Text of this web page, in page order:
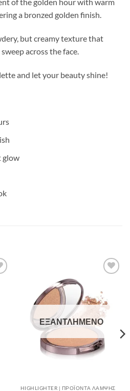
a bronzed golden finish.
but creamy texture that
across the face.
and let your beauty shine!
glow
ΕΞΑΝΤΛΗΜΈΝΟ
HIGHLIGHTER | ΠΡΟΪΌΝΤΑ ΛΆΜΨΗΣ